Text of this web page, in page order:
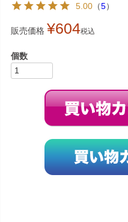
5.00 （5）
販売価格 ¥604税込